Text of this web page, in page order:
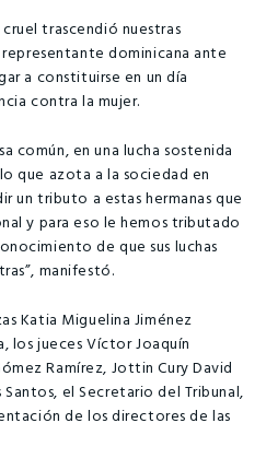
trascendió nuestras
dominicana ante
a constituirse en un día
contra la mujer.
común, en una lucha sostenida
que azota a la sociedad en
un tributo a estas hermanas que
y para eso le hemos tributado
de que sus luchas
manifestó.
Katia Miguelina Jiménez
los jueces Víctor Joaquín
Ramírez, Jottin Cury David
el Secretario del Tribunal,
de los directores de las